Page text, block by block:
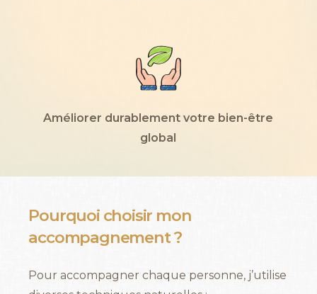
Améliorer durablement votre bien-être
global
Pourquoi choisir mon
accompagnement?
Pour accompagner chaque personne, j’utilise